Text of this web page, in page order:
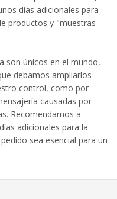
días adicionales para
productos y "muestras
son únicos en el mundo,
debamos ampliarlos
control, como por
causadas por
Recomendamos a
adicionales para la
sea esencial para un